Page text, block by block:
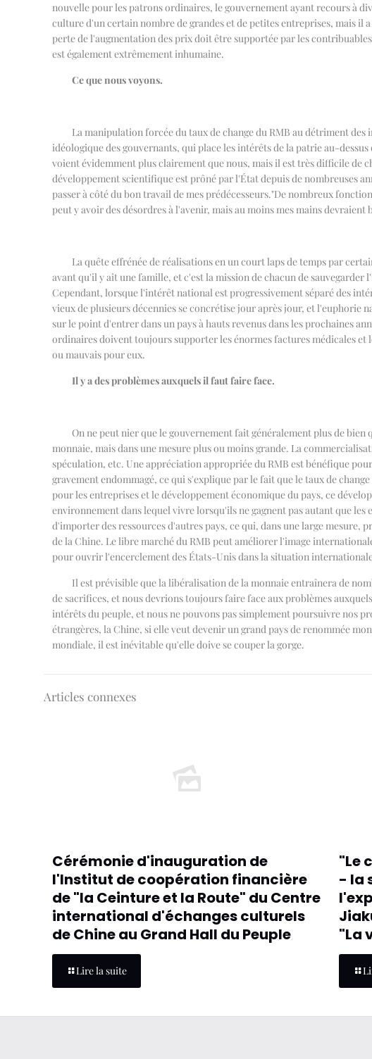
nouvelle pour les patrons ordinaires, le gouvernement ayant recours à
culture d'un certain nombre de grandes et de petites entreprises, mais il
perte de l'augmentation des prix doit être supportée par les
est également extrêmement inhumaine.
Ce que nous voyons.
La manipulation forcée du taux de change du RMB au détriment
idéologique des gouvernants, qui place les intérêts de la patrie au-
voient évidemment plus clairement que nous, mais il est très difficile de
développement scientifique est prôné par l'État depuis de nombreuses
passer à côté du bon travail de mes prédécesseurs."De nombreux
peut y avoir des désordres à l'avenir, mais au moins mes mains
La quête effrénée de réalisations en un court laps de temps par
avant qu'il y ait une famille, et c'est la mission de chacun de
Cependant, lorsque l'intérêt national est progressivement séparé des
vieux de plusieurs décennies se concrétise jour après jour, et l'euphorie
sur le point d'entrer dans un pays à hauts revenus dans les prochaines
ordinaires doivent toujours supporter les énormes factures médicales et
ou mauvais pour eux.
Il y a des problèmes auxquels il faut faire face.
On ne peut nier que le gouvernement fait généralement plus de
monnaie, mais dans une mesure plus ou moins grande. La
spéculation, etc. Une appréciation appropriée du RMB est bénéfique
gravement endommagé, ce qui s'explique par le fait que le taux de
pour les entreprises et le développement économique du pays, ce
environnement dans lequel vivre lorsqu'ils ne gagnent pas autant que
d'importer des ressources d'autres pays, ce qui, dans une large
de la Chine. Le libre marché du RMB peut améliorer l'image
pour ouvrir l'encerclement des États-Unis dans la situation
Il est prévisible que la libéralisation de la monnaie entraînera de
de sacrifices, et nous devrions toujours faire face aux problèmes
intérêts du peuple, et nous ne pouvons pas simplement poursuivre nos
étrangères, la Chine, si elle veut devenir un grand pays de renommée
mondiale, il est inévitable qu'elle doive se couper la gorge.
Articles connexes
Cérémonie d'inauguration de
l'Institut de coopération financière
de "la Ceinture et la Route" du Centre
international d'échanges culturels
de Chine au Grand Hall du Peuple
Lire la suite
"Le
- la
"La